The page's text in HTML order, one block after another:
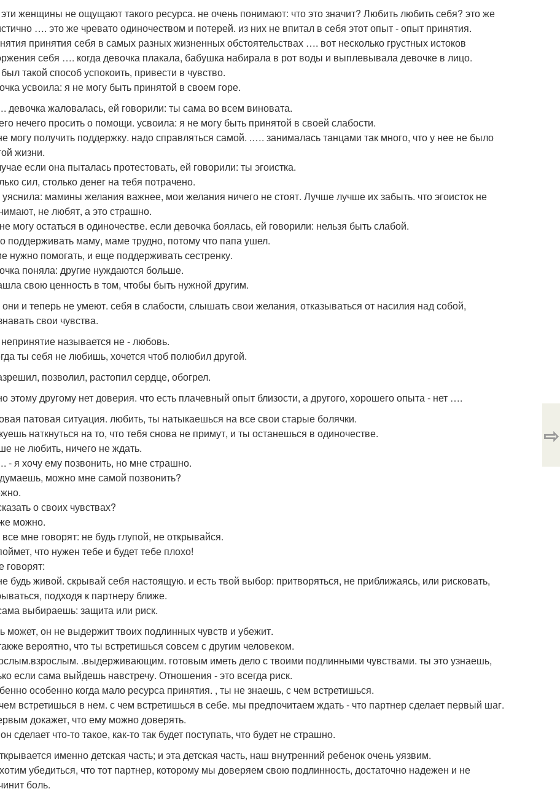
женщины не ощущают такого ресурса. не очень понимают: что это значит? Любить любить себя? это же
…. это же чревато одиночеством и потерей. из них не впитал в себя этот опыт - опыт принятия.
принятия себя в самых разных жизненных обстоятельствах …. вот несколько грустных истоков
себя …. когда девочка плакала, бабушка набирала в рот воды и выплевывала девочке в лицо.
такой способ успокоить, привести в чувство.
усвоила: я не могу быть принятой в своем горе.
жаловалась, ей говорили: ты сама во всем виновата.
нечего просить о помощи. усвоила: я не могу быть принятой в своей слабости.
могу получить поддержку. надо справляться самой. .…. занималась танцами так много, что у нее не было
жизни.
если она пыталась протестовать, ей говорили: ты эгоистка.
сил, столько денег на тебя потрачено.
мамины желания важнее, мои желания ничего не стоят. Лучше лучше их забыть. что эгоисток не
не любят, а это страшно.
могу остаться в одиночестве. если девочка боялась, ей говорили: нельзя быть слабой.
поддерживать маму, маме трудно, потому что папа ушел.
нужно помогать, и еще поддерживать сестренку.
поняла: другие нуждаются больше.
свою ценность в том, чтобы быть нужной другим.
и теперь не умеют. себя в слабости, слышать свои желания, отказываться от насилия над собой,
свои чувства.
называется не - любовь.
ты себя не любишь, хочется чтоб полюбил другой.
позволил, растопил сердце, обогрел.
этому другому нет доверия. что есть плачевный опыт близости, а другого, хорошего опыта - нет ….
патовая ситуация. любить, ты натыкаешься на все свои старые болячки.
наткнуться на то, что тебя снова не примут, и ты останешься в одиночестве.
не любить, ничего не ждать.
я хочу ему позвонить, но мне страшно.
можно мне самой позвонить?
о своих чувствах?
можно.
мне говорят: не будь глупой, не открывайся.
что нужен тебе и будет тебе плохо!
говорят:
будь живой. скрывай себя настоящую. и есть твой выбор: притворяться, не приближаясь, или рисковать,
подходя к партнеру ближе.
выбираешь: защита или риск.
может, он не выдержит твоих подлинных чувств и убежит.
вероятно, что ты встретишься совсем с другим человеком.
.выдерживающим. готовым иметь дело с твоими подлинными чувствами. ты это узнаешь,
если сама выйдешь навстречу. Отношения - это всегда риск.
особенно когда мало ресурса принятия. , ты не знаешь, с чем встретишься.
встретишься в нем. с чем встретишься в себе. мы предпочитаем ждать - что партнер сделает первый шаг.
докажет, что ему можно доверять.
сделает что-то такое, как-то так будет поступать, что будет не страшно.
именно детская часть; и эта детская часть, наш внутренний ребенок очень уязвим.
убедиться, что тот партнер, которому мы доверяем свою подлинность, достаточно надежен и не
боль.
⇨